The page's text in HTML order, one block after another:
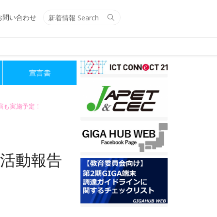
Search
問い合わせ
宣言書
実施予定！
動報告